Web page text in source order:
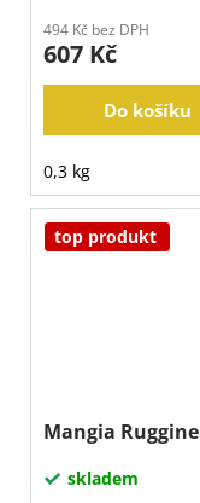
494 Kč bez DPH
607 Kč
Do košíku
0,3 kg
top produkt
Mangia Ruggine
skladem